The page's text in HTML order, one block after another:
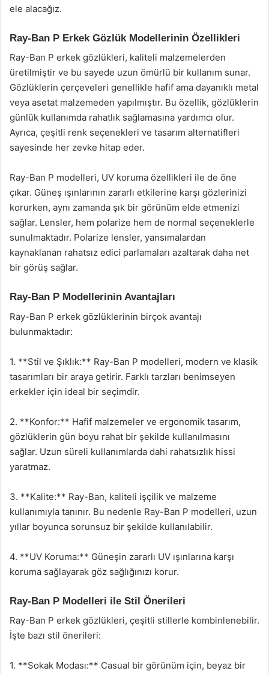
ele alacağız.
Ray-Ban P Erkek Gözlük Modellerinin Özellikleri
Ray-Ban P erkek gözlükleri, kaliteli malzemelerden
üretilmiştir ve bu sayede uzun ömürlü bir kullanım sunar.
Gözlüklerin çerçeveleri genellikle hafif ama dayanıklı metal
veya asetat malzemeden yapılmıştır. Bu özellik, gözlüklerin
günlük kullanımda rahatlık sağlamasına yardımcı olur.
Ayrıca, çeşitli renk seçenekleri ve tasarım alternatifleri
sayesinde her zevke hitap eder.
Ray-Ban P modelleri, UV koruma özellikleri ile de öne
çıkar. Güneş ışınlarının zararlı etkilerine karşı gözlerinizi
korurken, aynı zamanda şık bir görünüm elde etmenizi
sağlar. Lensler, hem polarize hem de normal seçeneklerle
sunulmaktadır. Polarize lensler, yansımalardan
kaynaklanan rahatsız edici parlamaları azaltarak daha net
bir görüş sağlar.
Ray-Ban P Modellerinin Avantajları
Ray-Ban P erkek gözlüklerinin birçok avantajı
bulunmaktadır:
1. **Stil ve Şıklık:** Ray-Ban P modelleri, modern ve klasik
tasarımları bir araya getirir. Farklı tarzları benimseyen
erkekler için ideal bir seçimdir.
2. **Konfor:** Hafif malzemeler ve ergonomik tasarım,
gözlüklerin gün boyu rahat bir şekilde kullanılmasını
sağlar. Uzun süreli kullanımlarda dahi rahatsızlık hissi
yaratmaz.
3. **Kalite:** Ray-Ban, kaliteli işçilik ve malzeme
kullanımıyla tanınır. Bu nedenle Ray-Ban P modelleri, uzun
yıllar boyunca sorunsuz bir şekilde kullanılabilir.
4. **UV Koruma:** Güneşin zararlı UV ışınlarına karşı
koruma sağlayarak göz sağlığınızı korur.
Ray-Ban P Modelleri ile Stil Önerileri
Ray-Ban P erkek gözlükleri, çeşitli stillerle kombinlenebilir.
İşte bazı stil önerileri:
1. **Sokak Modası:** Casual bir görünüm için, beyaz bir